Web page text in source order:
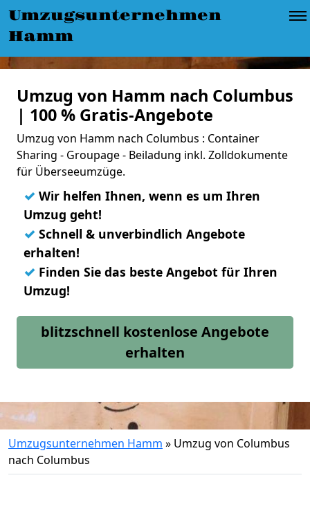
Umzugsunternehmen
Hamm
Umzug von Hamm nach Columbus
| 100 % Gratis-Angebote
Umzug von Hamm nach Columbus : Container
Sharing - Groupage - Beiladung inkl. Zolldokumente
für Überseeumzüge.
✓ Wir helfen Ihnen, wenn es um Ihren
Umzug geht!
✓ Schnell & unverbindlich Angebote
erhalten!
✓ Finden Sie das beste Angebot für Ihren
Umzug!
blitzschnell kostenlose Angebote
erhalten
Umzugsunternehmen Hamm » Umzug von Columbus
nach Columbus